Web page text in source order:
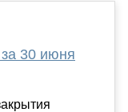
30 июня